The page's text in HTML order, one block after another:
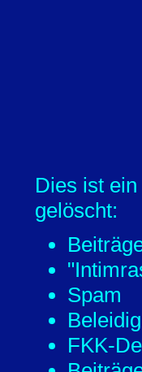
Dies ist
gelöscht:
Spam
FKK-